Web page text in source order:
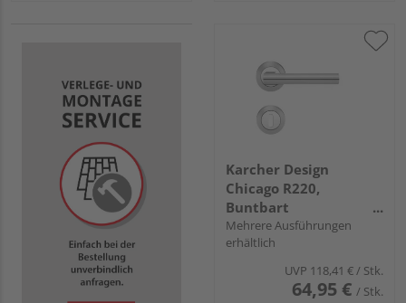
Karcher Design
Chicago R220,
Buntbart
Chrom/Chrommatt
Mehrere Ausführungen
erhältlich
UVP 118,41 €/ Stk.
64,95 € / Stk.